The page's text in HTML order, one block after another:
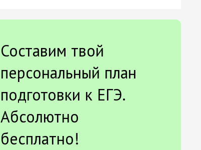
Составим твой
персональный план
подготовки к ЕГЭ.
Абсолютно
бесплатно!